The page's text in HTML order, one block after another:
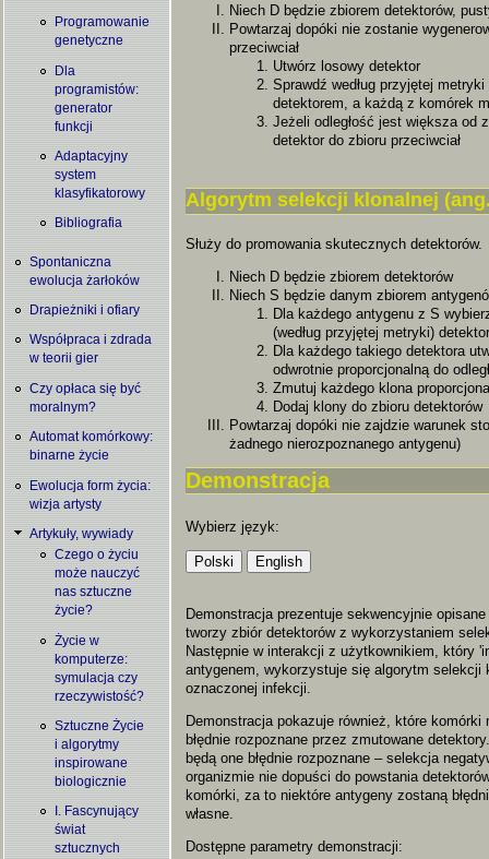
Programowanie
genetyczne
Dla
programistów:
generator
funkcji
Adaptacyjny
system
klasyfikatorowy
Bibliografia
Spontaniczna
ewolucja żarłoków
Drapieżniki i ofiary
Współpraca i zdrada
w teorii gier
Czy opłaca się być
moralnym?
Automat komórkowy:
binarne życie
Ewolucja form życia:
wizja artysty
Artykuły, wywiady
Czego o życiu
może nauczyć
nas sztuczne
życie?
Życie w
komputerze:
symulacja czy
rzeczywistość?
Sztuczne Życie
i algorytmy
inspirowane
biologicznie
I. Fascynujący
świat
sztucznych
Niech D będzie zbiorem detektorów,
Powtarzaj dopóki nie zostanie
przeciwciał
Utwórz losowy detektor
Sprawdź według przyjętej metryki
detektorem, a każdą z komórek
Jeżeli odległość jest większa od
detektor do zbioru przeciwciał
Algorytm selekcji klonalnej
Służy do promowania skutecznych detektorów.
Niech D będzie zbiorem detektorów
Niech S będzie danym zbiorem
Dla każdego antygenu z S
(według przyjętej metryki)
Dla każdego takiego detektora
odwrotnie proporcjonalną do
Zmutuj każdego klona
Dodaj klony do zbioru detektorów
Powtarzaj dopóki nie zajdzie warunek
żadnego nierozpoznanego antygenu)
Demonstracja
Wybierz język:
Demonstracja prezentuje sekwencyjnie
tworzy zbiór detektorów z wykorzystaniem
Następnie w interakcji z użytkownikiem, który
antygenem, wykorzystuje się algorytm selekcji
oznaczonej infekcji.
Demonstracja pokazuje również, które komórki
błędnie rozpoznane przez zmutowane
będą one błędnie rozpoznane – selekcja
organizmie nie dopuści do powstania
komórki, za to niektóre antygeny zostaną
własne.
Dostępne parametry demonstracji: